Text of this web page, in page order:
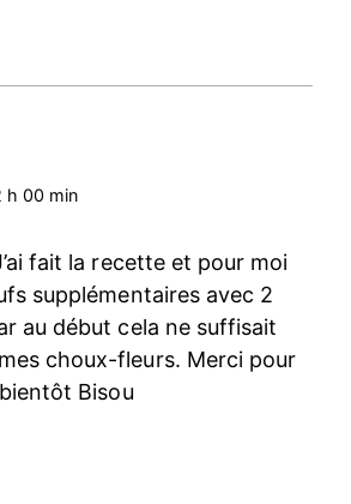
h 00 min
fait la recette et pour moi
supplémentaires avec 2
au début cela ne suffisait
choux-fleurs. Merci pour
Bisou